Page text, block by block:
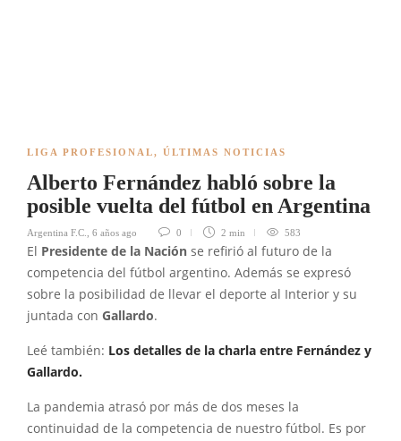
LIGA PROFESIONAL, ÚLTIMAS NOTICIAS
Alberto Fernández habló sobre la
posible vuelta del fútbol en Argentina
Argentina F.C. 6 años ago 0 2 min 583
El Presidente de la Nación se refirió al futuro de la
competencia del fútbol argentino. Además se expresó
sobre la posibilidad de llevar el deporte al Interior y su
juntada con Gallardo.
Leé también: Los detalles de la charla entre Fernández y
Gallardo.
La pandemia atrasó por más de dos meses la
continuidad de la competencia de nuestro fútbol. Es por